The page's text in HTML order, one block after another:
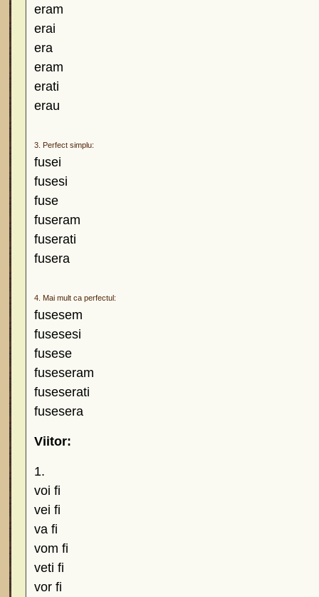
eram
erai
era
eram
erati
erau
3. Perfect simplu:
fusei
fusesi
fuse
fuseram
fuserati
fusera
4. Mai mult ca perfectul:
fusesem
fusesesi
fusese
fuseseram
fuseserati
fusesera
Viitor:
1.
voi fi
vei fi
va fi
vom fi
veti fi
vor fi